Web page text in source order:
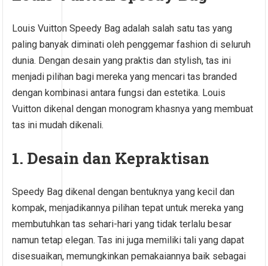
Louis Vuitton Speedy Bag adalah salah satu tas yang
paling banyak diminati oleh penggemar fashion di seluruh
dunia. Dengan desain yang praktis dan stylish, tas ini
menjadi pilihan bagi mereka yang mencari tas branded
dengan kombinasi antara fungsi dan estetika. Louis
Vuitton dikenal dengan monogram khasnya yang membuat
tas ini mudah dikenali.
1. Desain dan Kepraktisan
Speedy Bag dikenal dengan bentuknya yang kecil dan
kompak, menjadikannya pilihan tepat untuk mereka yang
membutuhkan tas sehari-hari yang tidak terlalu besar
namun tetap elegan. Tas ini juga memiliki tali yang dapat
disesuaikan, memungkinkan pemakaiannya baik sebagai